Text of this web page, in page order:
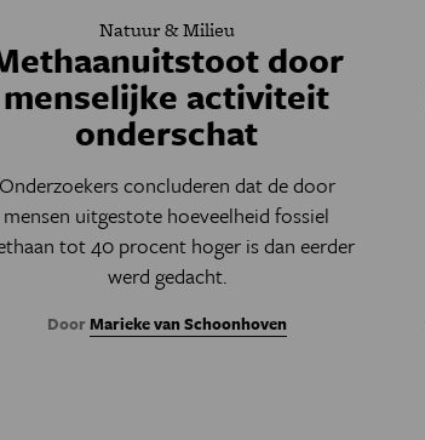
Natuur & Milieu
door
menselijke activiteit
onderschat
Onderzoekers concluderen dat de door
mensen uitgestote hoeveelheid fossiel
tot 40 procent hoger is dan eerder
werd gedacht.
DoorMarieke van Schoonhoven